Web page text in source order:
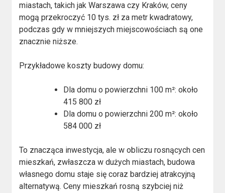
miastach, takich jak Warszawa czy Kraków, ceny
mogą przekroczyć 10 tys. zł za metr kwadratowy,
podczas gdy w mniejszych miejscowościach są one
znacznie niższe.
Przykładowe koszty budowy domu:
Dla domu o powierzchni 100 m²: około
415 800 zł
Dla domu o powierzchni 200 m²: około
584 000 zł
To znacząca inwestycja, ale w obliczu rosnących cen
mieszkań, zwłaszcza w dużych miastach, budowa
własnego domu staje się coraz bardziej atrakcyjną
alternatywą. Ceny mieszkań rosną szybciej niż